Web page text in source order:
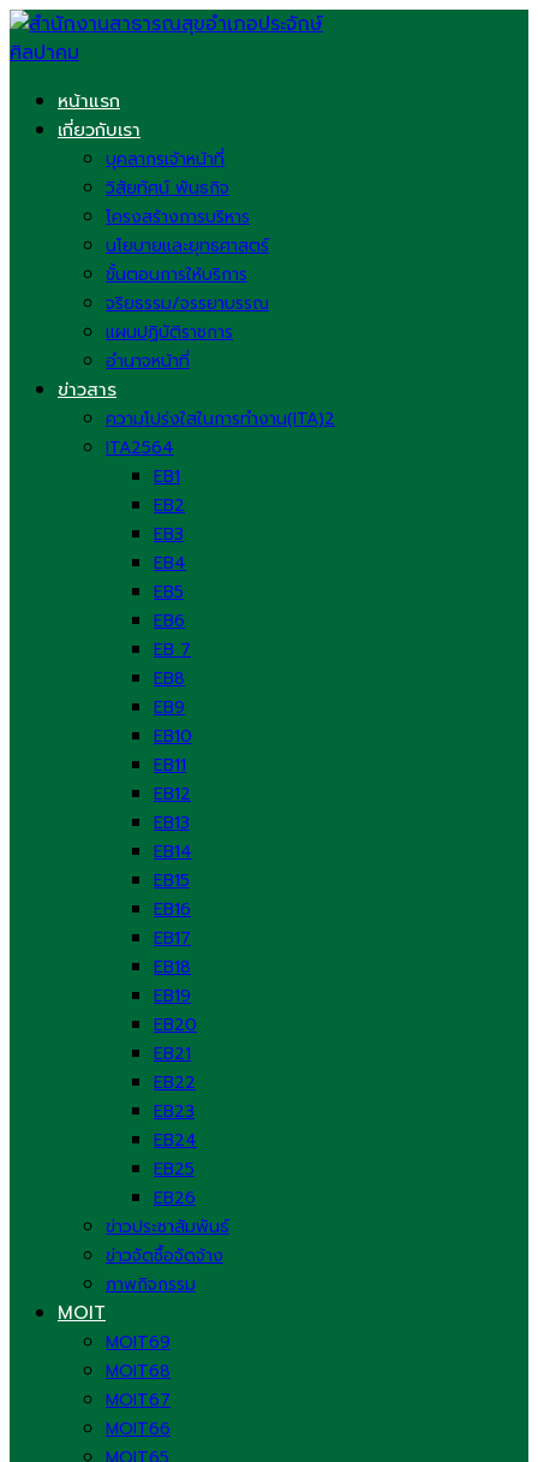
Skip
to
หน้าแรก
เกี่ยวกับเรา
บุคลากรเจ้าหน้าที่
วิสัยทัศน์ พันธกิจ
โครงสร้างการบริหาร
นโยบายและยุทธศาสตร์
ขั้นตอนการให้บริการ
จริยธรรม/จรรยาบรรณ
แผนปฏิบัติราชการ
อำนาจหน้าที่
ข่าวสาร
ความโปร่งใสในการทำงาน(ITA)2
ITA2564
EB1
EB2
EB3
EB4
EB5
EB6
EB 7
EB8
EB9
EB10
EB11
EB12
EB13
EB14
EB15
EB16
EB17
EB18
EB19
EB20
EB21
EB22
EB23
EB24
EB25
EB26
ข่าวประชาสัมพันธ์
ข่าวจัดซื้อจัดจ้าง
ภาพกิจกรรม
MOIT
MOIT69
MOIT68
MOIT67
MOIT66